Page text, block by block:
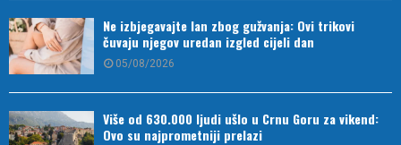
Ne izbjegavajte lan zbog gužvanja: Ovi trikovi
čuvaju njegov uredan izgled cijeli dan
05/08/2026
Više od 630.000 ljudi ušlo u Crnu Goru za vikend:
Ovo su najprometniji prelazi